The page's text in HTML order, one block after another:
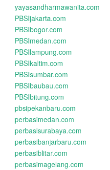
yayasandharmawanita.com
PBSIjakarta.com
PBSIbogor.com
PBSImedan.com
PBSIlampung.com
PBSIkaltim.com
PBSIsumbar.com
PBSIbaubau.com
PBSIbitung.com
pbsipekanbaru.com
perbasimedan.com
perbasisurabaya.com
perbasibanjarbaru.com
perbasiblitar.com
perbasimagelang.com